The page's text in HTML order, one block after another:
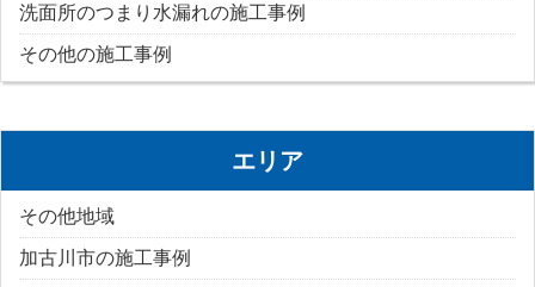
洗面所のつまり水漏れの施工事例
その他の施工事例
エリア
その他地域
加古川市の施工事例